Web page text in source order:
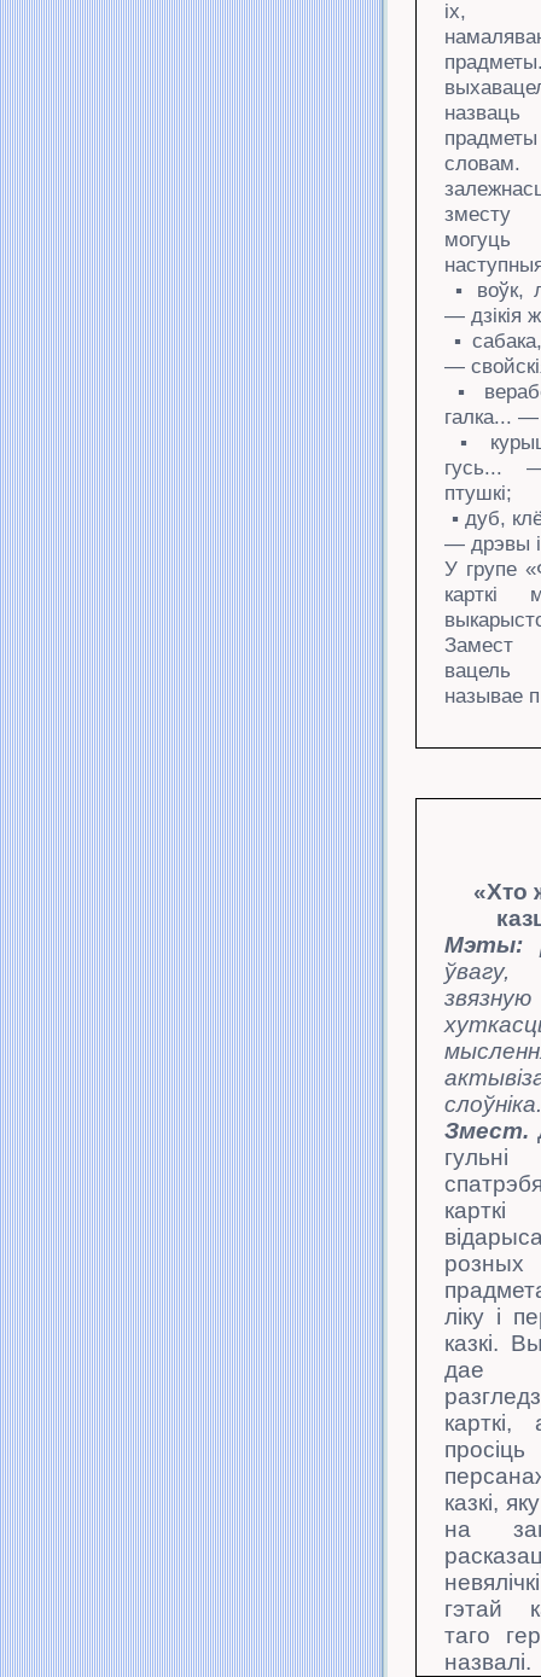
іх,
зместу
▪ воўк,
— дзікія
▪
—
▪
галка...
▪
птушкі;
▪ дуб,
— дрэвы
У групе
карткі
называе
«Хто
Мэты:
ўвагу,
Змест.
гульні
розных
ліку і
казкі.
дае
казкі,
на
гэтай
таго
назвалі.